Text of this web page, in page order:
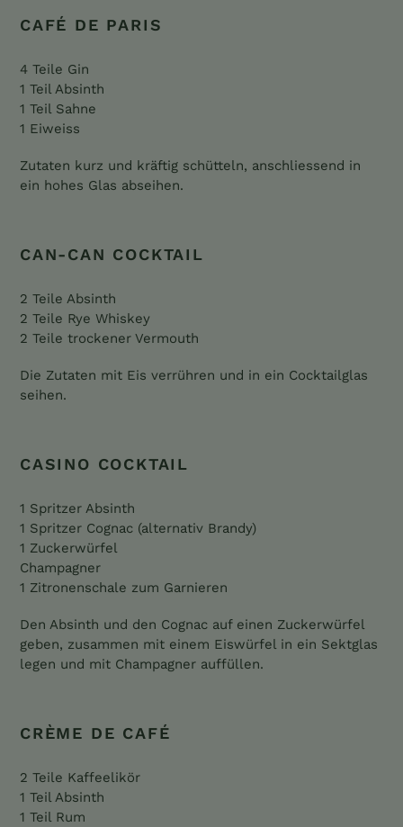
CAFÉ DE PARIS
4 Teile Gin
1 Teil Absinth
1 Teil Sahne
1 Eiweiss
Zutaten kurz und kräftig schütteln, anschliessend in
ein hohes Glas abseihen.
CAN-CAN COCKTAIL
2 Teile Absinth
2 Teile Rye Whiskey
2 Teile trockener Vermouth
Die Zutaten mit Eis verrühren und in ein Cocktailglas
seihen.
CASINO COCKTAIL
1 Spritzer Absinth
1 Spritzer Cognac (alternativ Brandy)
1 Zuckerwürfel
Champagner
1 Zitronenschale zum Garnieren
Den Absinth und den Cognac auf einen Zuckerwürfel
geben, zusammen mit einem Eiswürfel in ein Sektglas
legen und mit Champagner auffüllen.
CRÈME DE CAFÉ
2 Teile Kaffeelikör
1 Teil Absinth
1 Teil Rum